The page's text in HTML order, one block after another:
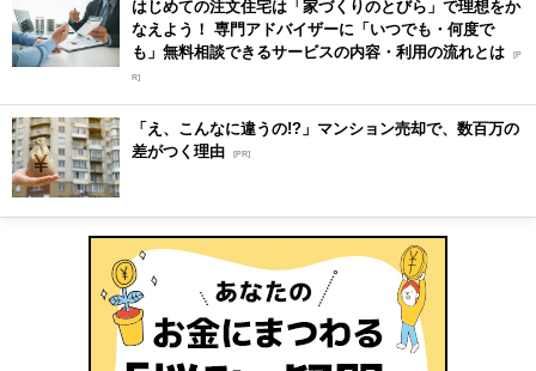
はじめての注文住宅は「家づくりのとびら」で理想をか
なえよう！ 専門アドバイザーに「いつでも・何度で
も」無料相談できるサービスの内容・利用の流れとは [P
R]
「え、こんなに違うの!?」マンション売却で、数百万の
差がつく理由 [PR]